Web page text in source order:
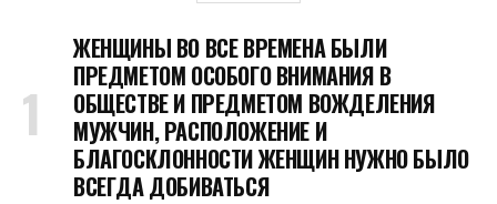
ЖЕНЩИНЫ ВО ВСЕ ВРЕМЕНА БЫЛИ
ПРЕДМЕТОМ ОСОБОГО ВНИМАНИЯ В
ОБЩЕСТВЕ И ПРЕДМЕТОМ ВОЖДЕЛЕНИЯ
МУЖЧИН, РАСПОЛОЖЕНИЕ И
БЛАГОСКЛОННОСТИ ЖЕНЩИН НУЖНО БЫЛО
ВСЕГДА ДОБИВАТЬСЯ